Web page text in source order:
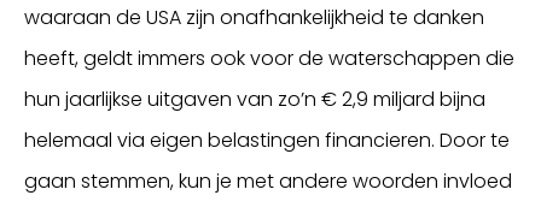
waaraan de USA zijn onafhankelijkheid te danken
heeft, geldt immers ook voor de waterschappen die
hun jaarlijkse uitgaven van zo’n € 2,9 miljard bijna
helemaal via eigen belastingen financieren. Door te
gaan stemmen, kun je met andere woorden invloed